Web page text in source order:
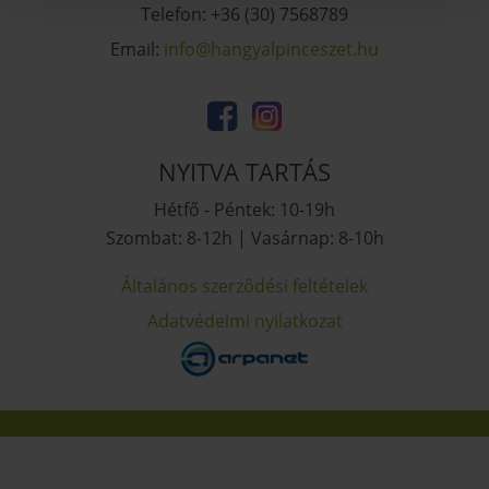
Telefon: +36 (30) 7568789
Email: uh.tezsecniplaygnah@ofni
NYITVA TARTÁS
Hétfő - Péntek: 10-19h
Szombat: 8-12h | Vasárnap: 8-10h
Általános szerződési feltételek
Adatvédelmi nyilatkozat